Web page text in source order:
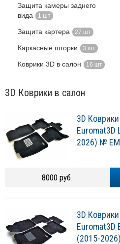
Защита камеры заднего
вида
1 шт
Защита картера 27 шт
Каркасные шторки 3 шт
Коврики 3D в салон 16 шт
3D Коврики в салон
3D
Euromat3D
2026) №
8000 руб.
3D
Euromat3D
(2015-